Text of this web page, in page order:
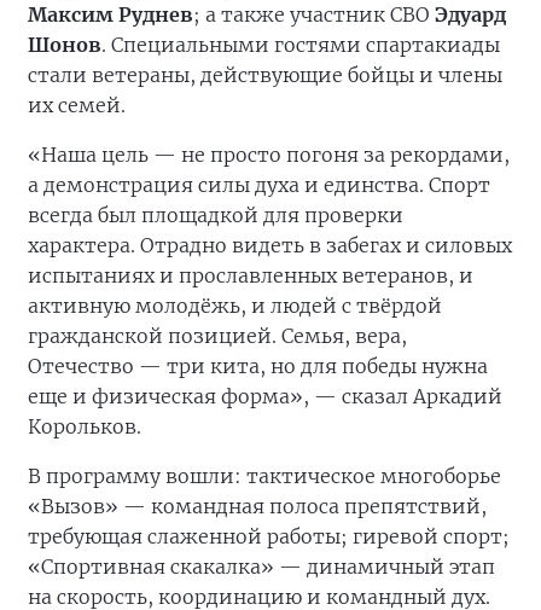
Максим Руднев; а также участник СВО Эдуард
Шонов. Специальными гостями спартакиады
стали ветераны, действующие бойцы и члены
их семей.
«Наша цель — не просто погоня за рекордами,
а демонстрация силы духа и единства. Спорт
всегда был площадкой для проверки
характера. Отрадно видеть в забегах и силовых
испытаниях и прославленных ветеранов, и
активную молодёжь, и людей с твёрдой
гражданской позицией. Семья, вера,
Отечество — три кита, но для победы нужна
еще и физическая форма», — сказал Аркадий
Корольков.
В программу вошли: тактическое многоборье
«Вызов» — командная полоса препятствий,
требующая слаженной работы; гиревой спорт;
«Спортивная скакалка» — динамичный этап
на скорость, координацию и командный дух.